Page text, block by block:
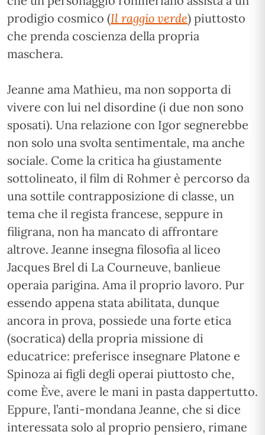
prodigio cosmico (Il raggio verde) piuttosto
che prenda coscienza della propria
maschera.
Jeanne ama Mathieu, ma non sopporta di
vivere con lui nel disordine (i due non sono
sposati). Una relazione con Igor segnerebbe
non solo una svolta sentimentale, ma anche
sociale. Come la critica ha giustamente
sottolineato, il film di Rohmer è percorso da
una sottile contrapposizione di classe, un
tema che il regista francese, seppure in
filigrana, non ha mancato di affrontare
altrove. Jeanne insegna filosofia al liceo
Jacques Brel di La Courneuve, banlieue
operaia parigina. Ama il proprio lavoro. Pur
essendo appena stata abilitata, dunque
ancora in prova, possiede una forte etica
(socratica) della propria missione di
educatrice: preferisce insegnare Platone e
Spinoza ai figli degli operai piuttosto che,
come Ève, avere le mani in pasta dappertutto.
Eppure, l’anti-mondana Jeanne, che si dice
interessata solo al proprio pensiero, rimane